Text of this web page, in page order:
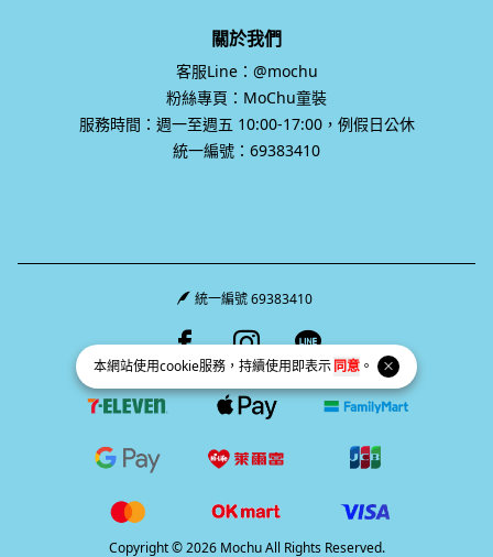
本網站使用cookie服務，持續使用即表示同意 。
關於我們
客服Line：@mochu
粉絲專頁：MoChu童裝
服務時間：週一至週五 10:00-17:00，例假日公休
統一編號：69383410
統一編號 69383410
Facebook page
Instagram page
Line page
Copyright © 2026 Mochu All Rights Reserved.